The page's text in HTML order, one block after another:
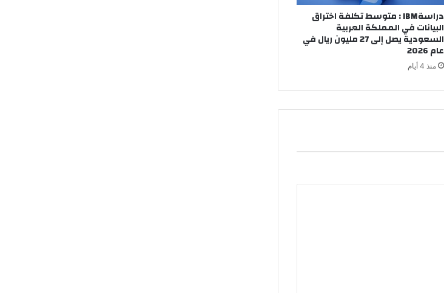
دراسةIBM : متوسط تكلفة اختراق
البيانات في المملكة العربية
السعودية يصل إلى 27 مليون ريال في
عام 2026
منذ 4 أيام